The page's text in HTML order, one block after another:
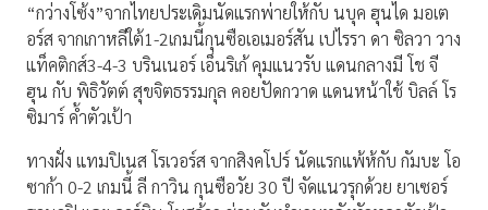
“กว่างโซ้ง”จากไทยประเดิมนัดแรกพ่ายให้กับ นบุค ฮุนได มอเต
อร์ส จากเกาหลีใต้1-2เกมนี้กุนซือเอเมอร์สัน เปไรรา ดา ซิลวา วาง
แท็คติกส์3-4-3 บรินเนอร์ เอ็นริเก้ คุมแนวรับ แดนกลางมี โช จี
ฮุน กับ พิธิวัตต์ สุขจิตธรรมกุล คอยปัดกวาด แดนหน้าใช้ บิลล์ โร
ซิมาร์ ค้ำตัวเป้า
ทางฝั่ง แทมปิเนส โรเวอร์ส จากสิงคโปร์ นัดแรกแพ้ห้กับ กัมบะ โอ
ซาก้า 0-2 เกมนี้ ลี กาวิน กุนซือวัย 30 ปี จัดแนวรุกด้วย ยาเซอร์